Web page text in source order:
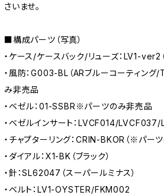
さいませ。
■構成パーツ（写真）
・ケース/ケースバック/リューズ：LV1-ver2
・風防：G003-BL（ARブルーコーティン
み非売品
・ベゼル：01-SSBR※パーツのみ非売品
・ベゼルインサート：LVCF014/
・チャプターリング：CRIN-BKOR（※パー
・ダイアル：X1-BK（ブラック）
・針：SL62047（スーパールミナス）
・ベルト：LV1-OYSTER/FKM002